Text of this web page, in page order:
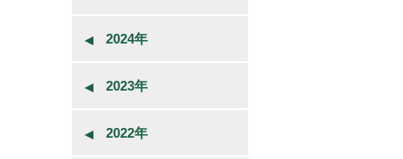
2024年
2023年
2022年